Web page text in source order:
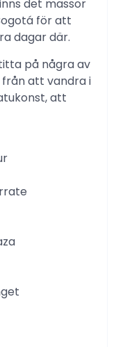
det massor
för att
dagar där.
på några av
att vandra i
att